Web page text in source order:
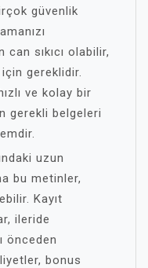
güvenlik
sıkıcı olabilir,
gereklidir.
ve kolay bir
gerekli belgeleri
uzun
bu metinler,
Kayıt
ileride
önceden
bonus